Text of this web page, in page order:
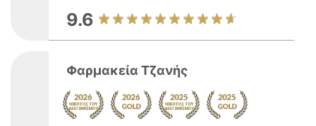
9.6
Φαρμακεία Τζανής